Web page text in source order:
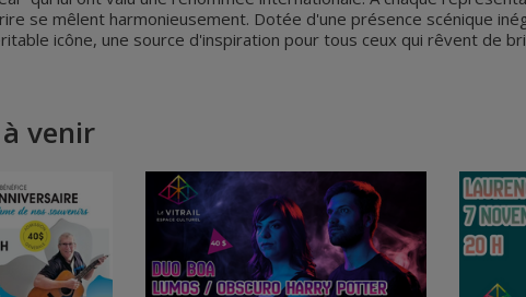
se mêlent harmonieusement. Dotée d'une présence scénique
icône, une source d'inspiration pour tous ceux qui rêvent de
venir